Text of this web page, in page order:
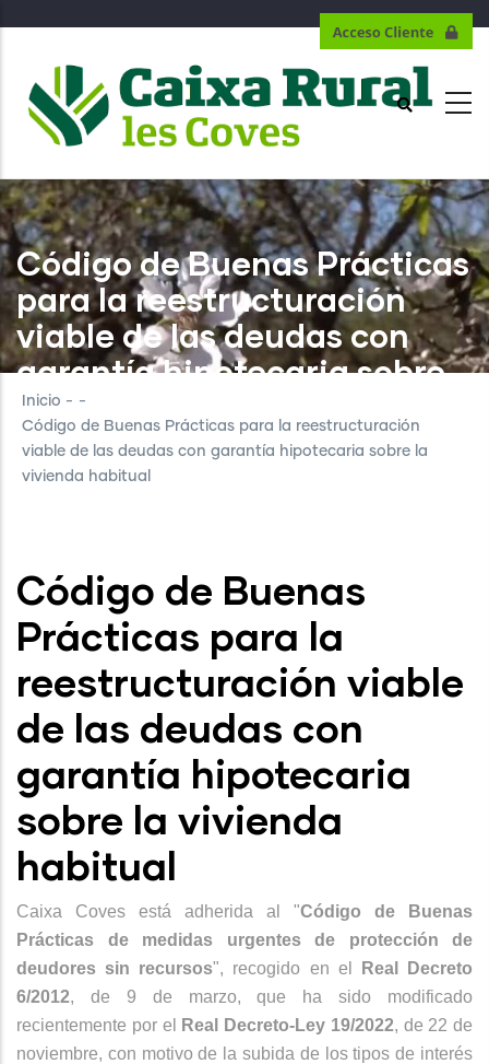
contenido
principal
Código de Buenas Prácticas
para la reestructuración
viable de las deudas con
garantía hipotecaria sobre
la vivienda habitual
Inicio - -
Código de Buenas Prácticas para la reestructuración
viable de las deudas con garantía hipotecaria sobre la
vivienda habitual
Código de Buenas
Prácticas para la
reestructuración viable
de las deudas con
garantía hipotecaria
sobre la vivienda
habitual
Caixa Coves está adherida al "Código de Buenas
Prácticas de medidas urgentes de protección de
deudores sin recursos", recogido en el
Real Decreto
6/2012, de 9 de marzo, que ha sido modificado
recientemente por el
Real Decreto-Ley 19/2022, de 22 de
noviembre, con motivo de la subida de los tipos de interés